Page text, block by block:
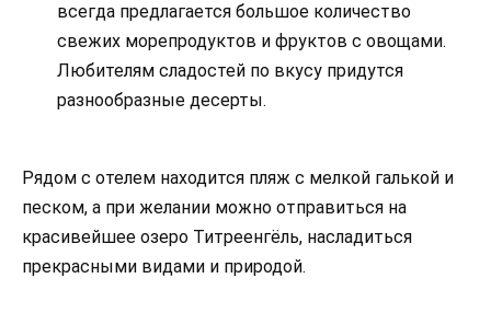
всегда предлагается большое количество
свежих морепродуктов и фруктов с овощами.
Любителям сладостей по вкусу придутся
разнообразные десерты.
Рядом с отелем находится пляж с мелкой галькой и
песком, а при желании можно отправиться на
красивейшее озеро Титреенгёль, насладиться
прекрасными видами и природой.